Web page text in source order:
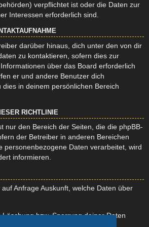
verpflichtet ist oder die Daten zur
Interessen erforderlich sind.
darüber hinaus, dich unter den von dir
zu kontaktieren, sofern dies zur
über das Board erforderlich
er und andere Benutzer dich
in deinem persönlichen Bereich
RICHTLINIE
nur den Bereich der Seiten, die die phpBB-
der Betreiber in anderen Bereichen
personenbezogene Daten verarbeitet, wird
informieren.
Anfrage Auskunft, welche Daten über
bzw. Sperrung deiner Daten